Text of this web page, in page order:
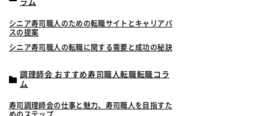
ラム
シニア寿司職人のための転職サイトとキャリアパ
スの提案
シニア寿司職人の転職に関する需要と成功の秘訣
調理師会 おすすめ寿司職人転職転職コラ
ム
寿司調理師会の仕事と魅力、寿司職人を目指すた
めのステップ